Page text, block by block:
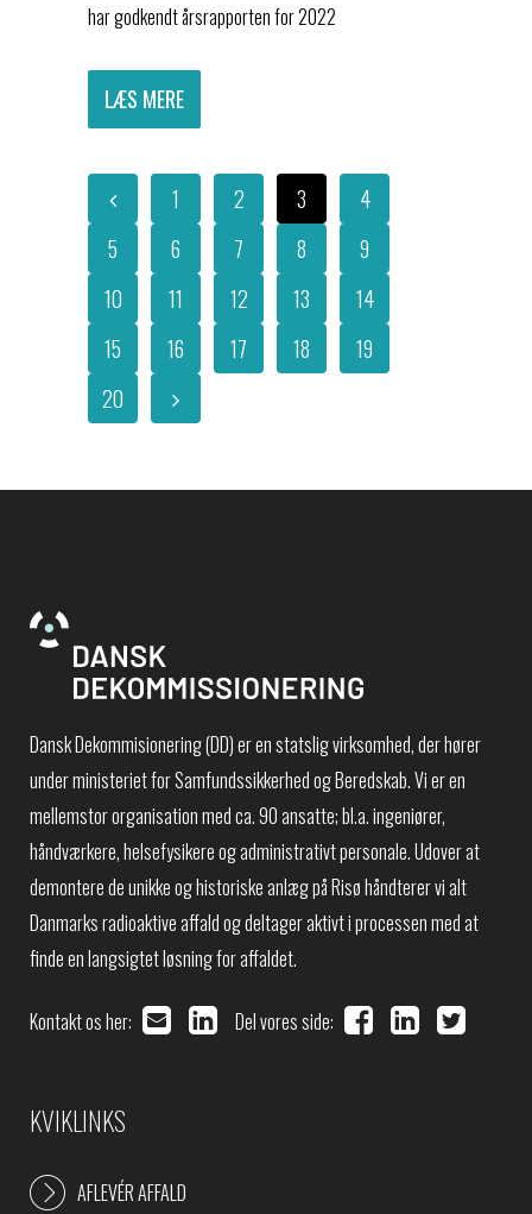
har godkendt årsrapporten for 2022
LÆS MERE
1 2 3
4
5
6 7 8
9
10
11 12 13
14
15
16 17 18
19
20
Dansk Dekommisionering (DD) er en statslig virksomhed, der hører
under ministeriet for Samfundssikkerhed og Beredskab. Vi er en
mellemstor organisation med ca. 90 ansatte; bl.a. ingeniører,
håndværkere, helsefysikere og administrativt personale. Udover at
demontere de unikke og historiske anlæg på Risø håndterer vi alt
Danmarks radioaktive affald og deltager aktivt i processen med at
finde en langsigtet løsning for affaldet.
Kontakt os her: Del vores side:
KVIKLINKS
AFLEVÉR AFFALD